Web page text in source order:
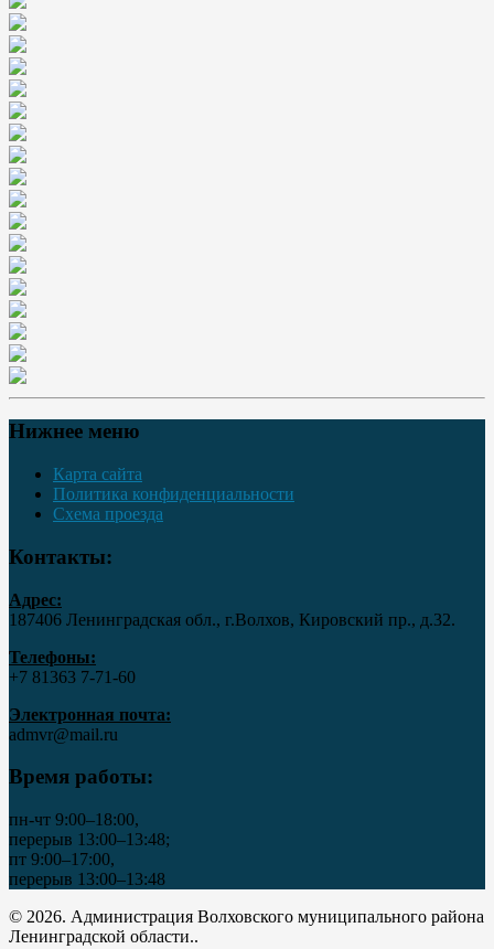
Нижнее меню
Карта сайта
Политика конфиденциальности
Схема проезда
Контакты:
Адрес:
187406 Ленинградская обл., г.Волхов, Кировский пр., д.32.
Телефоны:
+7 81363 7‑71-60
Электронная почта:
admvr@mail.ru
Время работы:
пн-чт 9:00–18:00,
перерыв 13:00–13:48;
пт 9:00–17:00,
перерыв 13:00–13:48
© 2026. Администрация Волховского муниципального района
Ленинградской области..